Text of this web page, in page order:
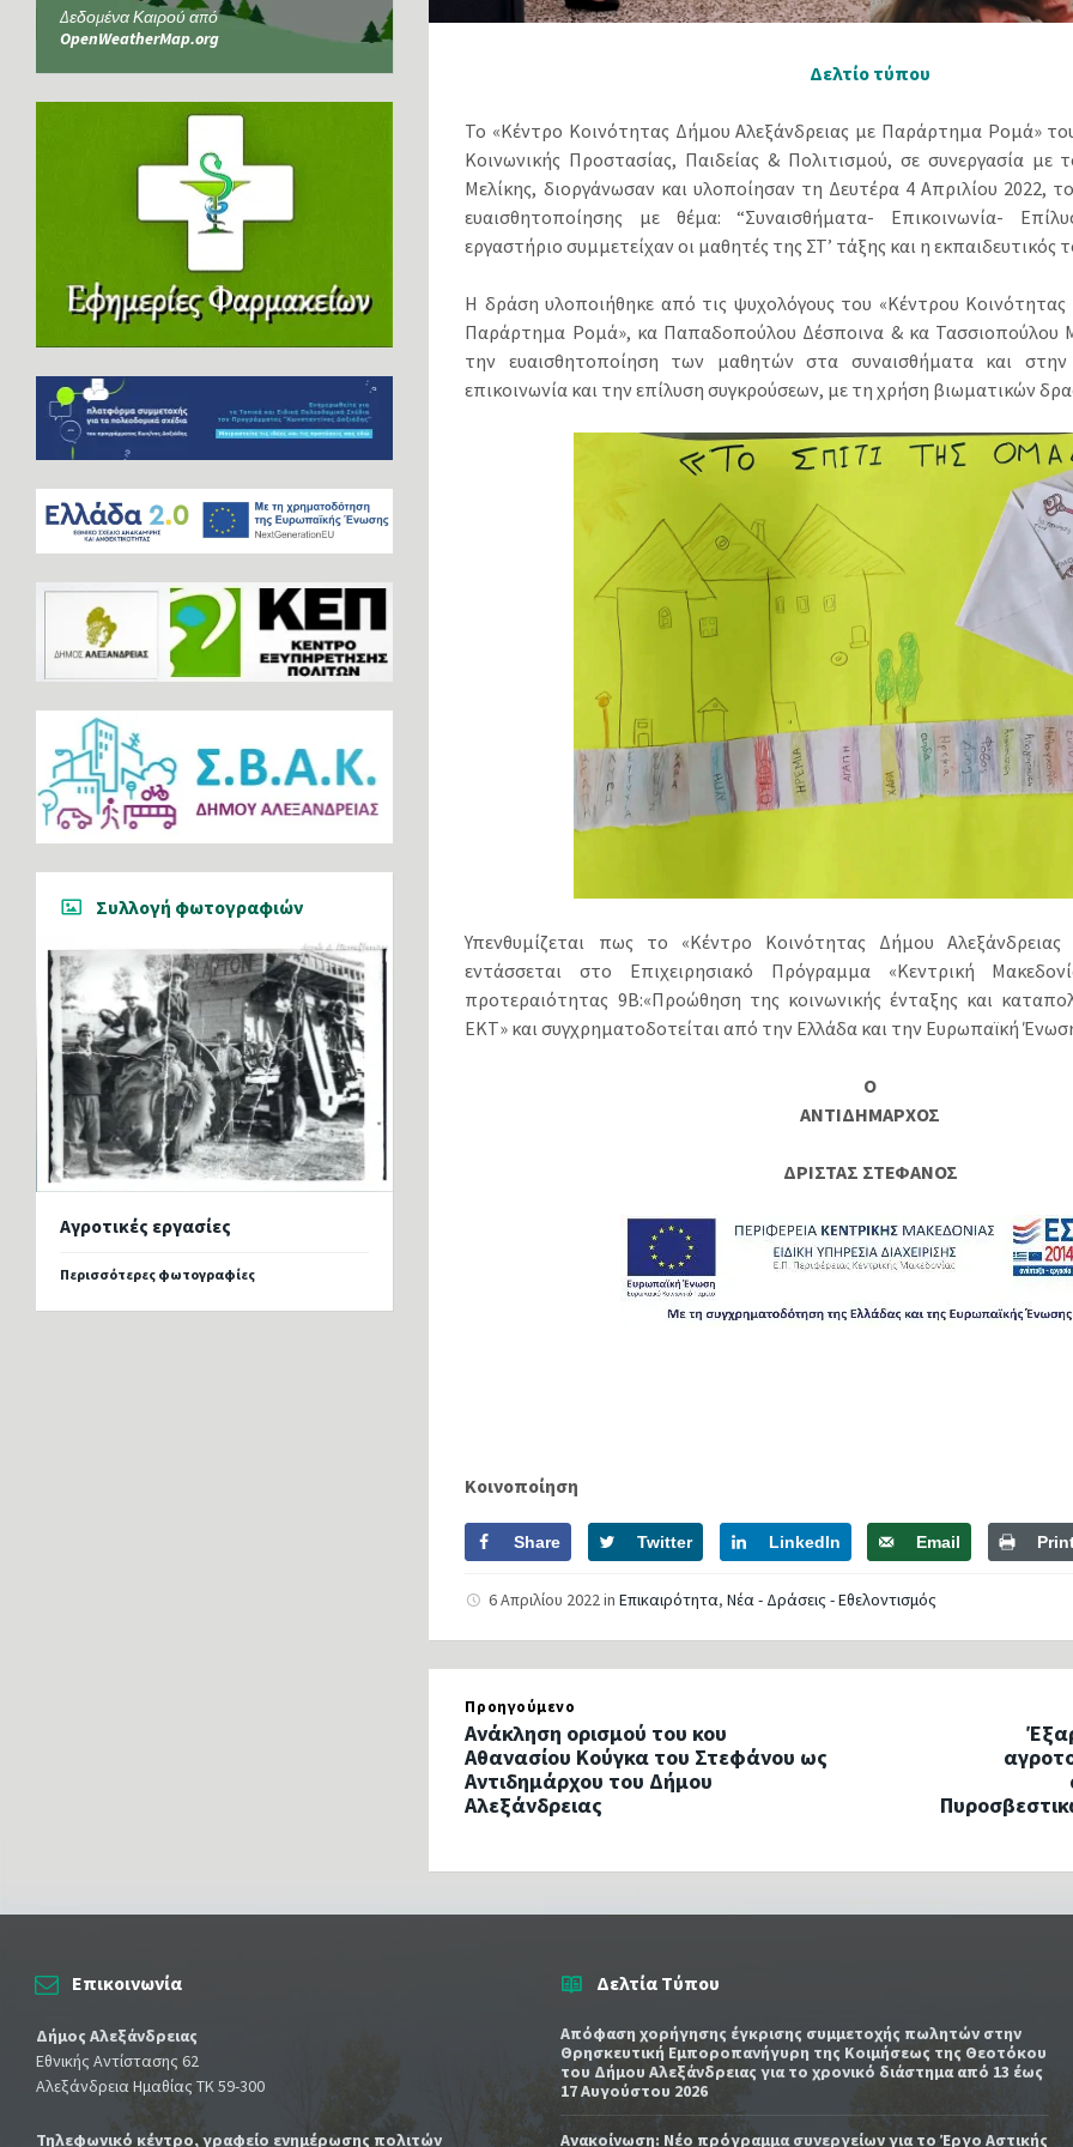
Δελτίο τύπου
Το «Κέντρο Κοινότητας Δήμου Αλεξάνδρειας με Παράρτημα Ρομά»
Κοινωνικής Προστασίας, Παιδείας & Πολιτισμού, σε συνεργασία με
Μελίκης, διοργάνωσαν και υλοποίησαν τη Δευτέρα 4 Απριλίου 2022,
ευαισθητοποίησης με θέμα: “Συναισθήματα- Επικοινωνία-
εργαστήριο συμμετείχαν οι μαθητές της ΣΤ’ τάξης και η εκπαιδευτικός
Η δράση υλοποιήθηκε από τις ψυχολόγους του «Κέντρου Κοινότητας
Παράρτημα Ρομά», κα Παπαδοπούλου Δέσποινα & κα Τασσιοπούλου
την ευαισθητοποίηση των μαθητών στα συναισθήματα και στην
επικοινωνία και την επίλυση συγκρούσεων, με τη χρήση βιωματικών
Υπενθυμίζεται πως το «Κέντρο Κοινότητας Δήμου
εντάσσεται στο Επιχειρησιακό Πρόγραμμα «Κεντρική
προτεραιότητας 9Β:«Προώθηση της κοινωνικής ένταξης και
ΕΚΤ» και συγχρηματοδοτείται από την Ελλάδα και την Ευρωπαϊκή
Ο
ΑΝΤΙΔΗΜΑΡΧΟΣ
ΔΡΙΣΤΑΣ ΣΤΕΦΑΝΟΣ
Κοινοποίηση
Share Twitter LinkedIn Email
6 Απριλίου 2022inΕπικαιρότητα,Νέα - Δράσεις - Εθελοντισμός
Προηγούμενο
Ανάκληση ορισμού του κου
Αθανασίου Κούγκα του Στεφάνου ως
Αντιδημάρχου του Δήμου
Αλεξάνδρειας
Δεδομένα Καιρού από
OpenWeatherMap.org
Συλλογή φωτογραφιών
Αγροτικές εργασίες
Περισσότερες φωτογραφίες
Επικοινωνία
Δήμος Αλεξάνδρειας
Εθνικής Αντίστασης 62
Αλεξάνδρεια Ημαθίας ΤΚ 59-300
Τηλεφωνικό κέντρο, γραφείο ενημέρωσης πολιτών
Δελτία Τύπου
Απόφαση χορήγησης έγκρισης συμμετοχής πωλητών στην
Θρησκευτική Εμποροπανήγυρη της Κοιμήσεως της Θεοτόκου
του Δήμου Αλεξάνδρειας για το χρονικό διάστημα από 13 έως
17 Αυγούστου 2026
Ανακοίνωση: Νέο πρόγραμμα συνεργείων για το Έργο Αστικής